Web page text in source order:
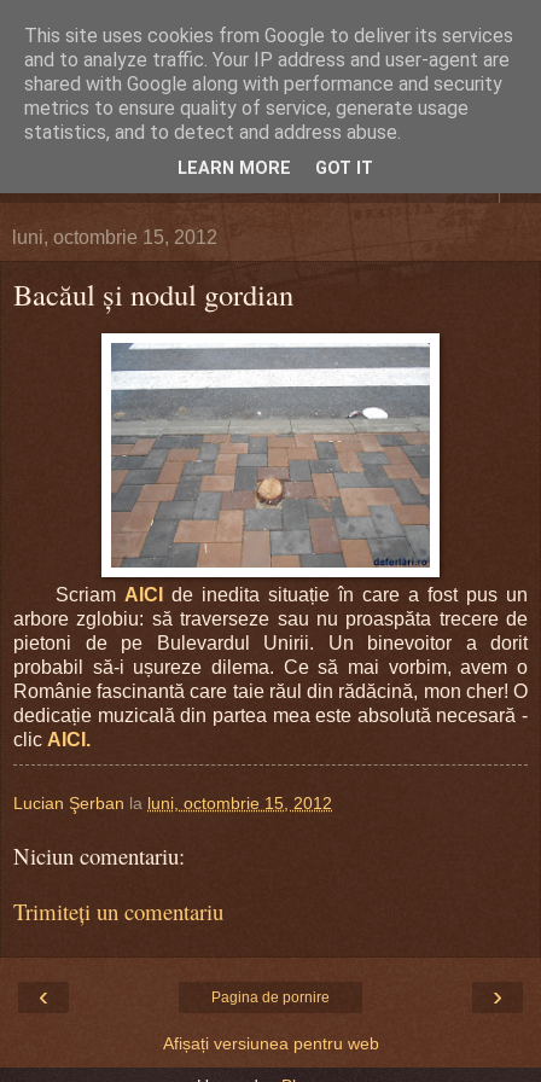
DEFERLĂRI
Despre şi pentru Bacău. Totul la obiect.
luni, octombrie 15, 2012
Bacăul și nodul gordian
Scriam AICI
de inedita situație în care a fost pus un
arbore zglobiu: să traverseze sau nu proaspăta trecere de
pietoni de pe Bulevardul Unirii. Un binevoitor a dorit
probabil să-i ușureze dilema. Ce să mai vorbim, avem o
Românie fascinantă care taie răul din rădăcină, mon cher! O
dedicație muzicală din partea mea este absolută necesară -
clic AICI.
Lucian Şerban la luni, octombrie 15, 2012
Niciun comentariu:
Trimiteți un comentariu
‹ ›
Pagina de pornire
Afișați versiunea pentru web
This site uses cookies from Google to deliver its services
and to analyze traffic. Your IP address and user-agent are
shared with Google along with performance and security
metrics to ensure quality of service, generate usage
statistics, and to detect and address abuse.
LEARN MORE GOT IT